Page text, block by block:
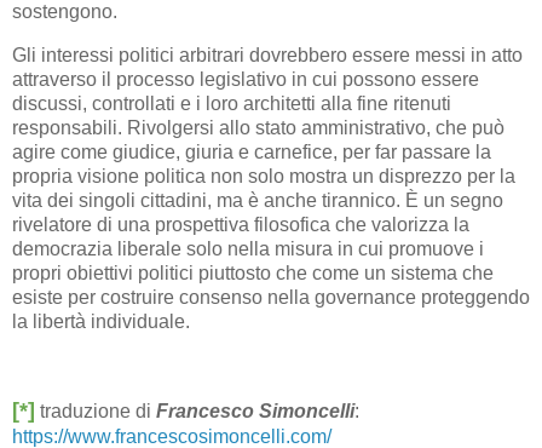
sostengono.
Gli interessi politici arbitrari dovrebbero essere messi in atto
attraverso il processo legislativo in cui possono essere
discussi, controllati e i loro architetti alla fine ritenuti
responsabili. Rivolgersi allo stato amministrativo, che può
agire come giudice, giuria e carnefice, per far passare la
propria visione politica non solo mostra un disprezzo per la
vita dei singoli cittadini, ma è anche tirannico. È un segno
rivelatore di una prospettiva filosofica che valorizza la
democrazia liberale solo nella misura in cui promuove i
propri obiettivi politici piuttosto che come un sistema che
esiste per costruire consenso nella governance proteggendo
la libertà individuale.
[*] traduzione di Francesco Simoncelli:
https://www.francescosimoncelli.com/